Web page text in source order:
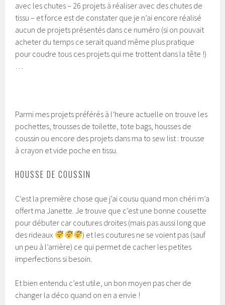
avec les chutes – 26 projets à réaliser avec des chutes de
tissu – et force est de constater que je n’ai encore réalisé
aucun de projets présentés dans ce numéro (si on pouvait
acheter du temps ce serait quand même plus pratique
pour coudre tous ces projets qui me trottent dans la tête !)
…
Parmi mes projets préférés à l’heure actuelle on trouve les
pochettes, trousses de toilette, tote bags, housses de
coussin ou encore des projets dans ma to sew list : trousse
à crayon et vide poche en tissu.
HOUSSE DE COUSSIN
C’est la première chose que j’ai cousu quand mon chéri m’a
offert ma Janette. Je trouve que c’est une bonne cousette
pour débuter car coutures droites (mais pas aussi long que
des rideaux
) et les coutures ne se voient pas (sauf
un peu à l’arrière) ce qui permet de cacher les petites
imperfections si besoin.
Et bien entendu c’est utile, un bon moyen pas cher de
changer la déco quand on en a envie !